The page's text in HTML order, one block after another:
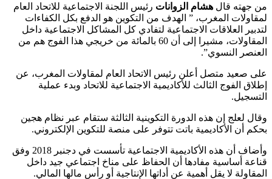
من جهته قال هشام الزوانات رئيس اللجنة الاجتماعية للاتحاد العام
لمقاولات المغرب، ” الهدف من التكوين هو الدفع بكل الكفاءات
لتدبير العلاقات الاجتماعية لتفادي كل المشاكل الاجتماعية داخل
المقاولات، مشيرا إلى أن 60 بالمائة من خريجي هذا الفوج هم من
العنصر النسوي”.
على صعيد متصل أعلن رئيس الاتحاد العام لمقاولات المغرب، عن
إطلاق الفوج الثالث للأكاديمية الاجتماعية للاتحاد وبدء عملية
التسجيل.
وقال لعلج إن هذه الدورة التكوينية الثالثة ستقام عبر نظام هجين
بحكم أن الأكاديمية باتت تتوفر على منصة للتكوين الإلكتروني.
وأضاف أن هذه الأكاديمية الاجتماعية تأسست في دجنبر 2018 وفق
قناعة أساسية مفادها أن الحفاظ على مناخ اجتماعي جيد داخل
المقاولة لا يقل أهمية عن أداتها الإنتاجية أو رأس مالها المالي.